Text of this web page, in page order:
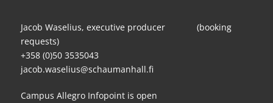
Jacob Waselius, executive producer (booking
requests)
+358 (0)50 3535043
jacob.waselius@schaumanhall.fi
Campus Allegro Infopoint is open